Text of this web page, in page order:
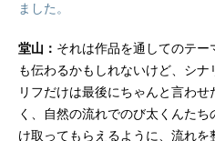
ました。
堂山： それは作品を通してのテ
も伝わるかもしれないけど、シ
リフだけは最後にちゃんと言わ
く、自然の流れでのび太くんた
け取ってもらえるように、流れを